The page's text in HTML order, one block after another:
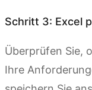
Schritt 3: Excel
Überprüfen Sie,
Ihre